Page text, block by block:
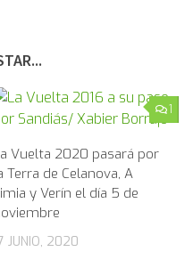
1
Vuelta 2020 pasará por
Terra de Celanova, A
y Verín el día 5 de
JUNIO, 2020